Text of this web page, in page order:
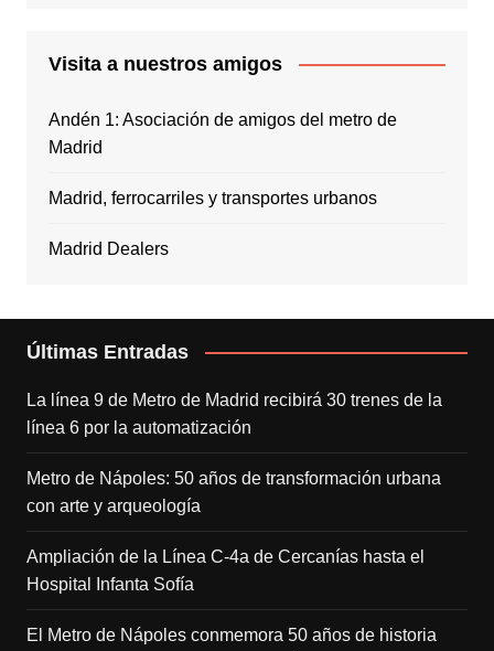
Visita a nuestros amigos
Andén 1: Asociación de amigos del metro de
Madrid
Madrid, ferrocarriles y transportes urbanos
Madrid Dealers
Últimas Entradas
La línea 9 de Metro de Madrid recibirá 30 trenes de la
línea 6 por la automatización
Metro de Nápoles: 50 años de transformación urbana
con arte y arqueología
Ampliación de la Línea C-4a de Cercanías hasta el
Hospital Infanta Sofía
El Metro de Nápoles conmemora 50 años de historia